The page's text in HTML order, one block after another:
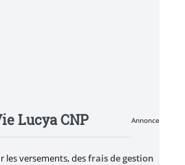
Annonce
Lucya CNP
les versements, desfrais de gestion